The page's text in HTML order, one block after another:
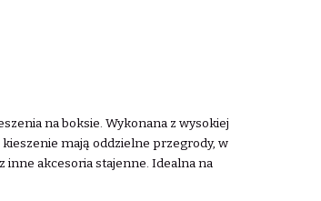
na boksie. Wykonana z wysokiej
mają oddzielne przegrody, w
inne akcesoria stajenne. Idealna na